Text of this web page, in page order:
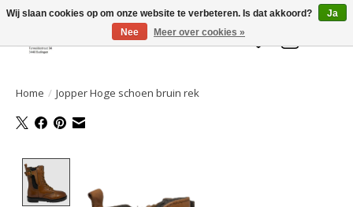
Welkom bij de Gelaarsde KAT
Verlanglijst
Home / Jopper Hoge schoen bruin rek
Wij slaan cookies op om onze website te verbeteren. Is dat akkoord?
Ja
Nee
Meer over cookies »